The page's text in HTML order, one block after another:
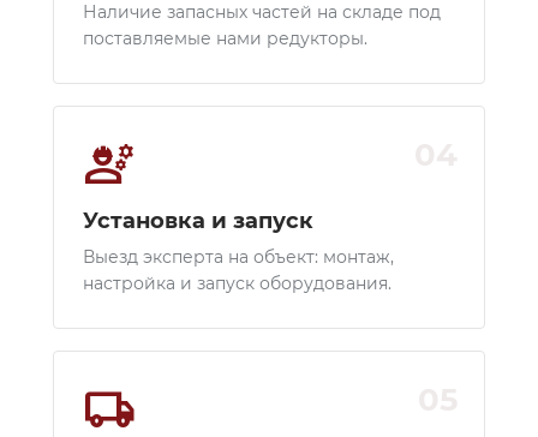
Наличие запасных частей на складе под
поставляемые нами редукторы.
engineering
Установка и запуск
Выезд эксперта на объект: монтаж,
настройка и запуск оборудования.
local_shipping